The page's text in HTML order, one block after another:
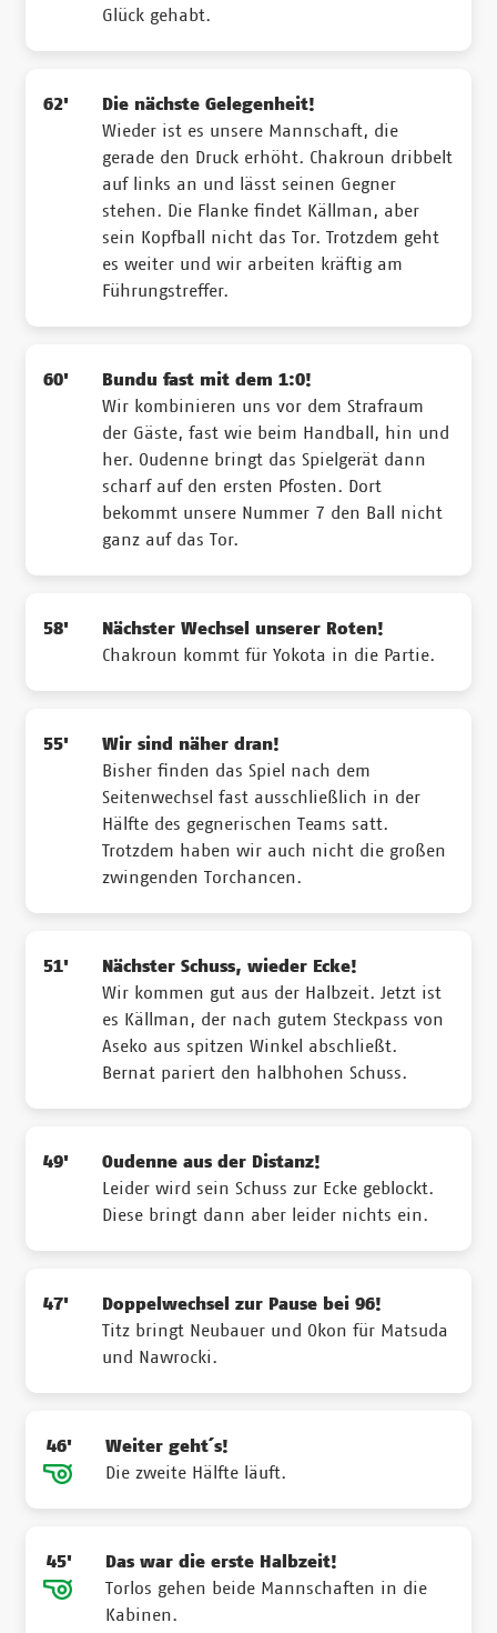
Glück gehabt.
62'
Die nächste Gelegenheit!
Wieder ist es unsere Mannschaft, die
gerade den Druck erhöht. Chakroun dribbelt
auf links an und lässt seinen Gegner
stehen. Die Flanke findet Källman, aber
sein Kopfball nicht das Tor. Trotzdem geht
es weiter und wir arbeiten kräftig am
Führungstreffer.
60'
Bundu fast mit dem 1:0!
Wir kombinieren uns vor dem Strafraum
der Gäste, fast wie beim Handball, hin und
her. Oudenne bringt das Spielgerät dann
scharf auf den ersten Pfosten. Dort
bekommt unsere Nummer 7 den Ball nicht
ganz auf das Tor.
58'
Nächster Wechsel unserer Roten!
Chakroun kommt für Yokota in die Partie.
55'
Wir sind näher dran!
Bisher finden das Spiel nach dem
Seitenwechsel fast ausschließlich in der
Hälfte des gegnerischen Teams satt.
Trotzdem haben wir auch nicht die großen
zwingenden Torchancen.
51'
Nächster Schuss, wieder Ecke!
Wir kommen gut aus der Halbzeit. Jetzt ist
es Källman, der nach gutem Steckpass von
Aseko aus spitzen Winkel abschließt.
Bernat pariert den halbhohen Schuss.
49'
Oudenne aus der Distanz!
Leider wird sein Schuss zur Ecke geblockt.
Diese bringt dann aber leider nichts ein.
47'
Doppelwechsel zur Pause bei 96!
Titz bringt Neubauer und Okon für Matsuda
und Nawrocki.
46'
Weiter geht´s!
Die zweite Hälfte läuft.
45'
Das war die erste Halbzeit!
Torlos gehen beide Mannschaften in die
Kabinen.